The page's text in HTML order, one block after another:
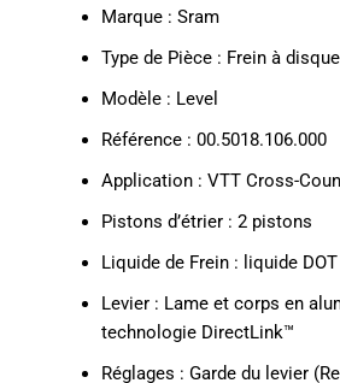
Marque : Sram
Type de Pièce : Frein à
Modèle : Level
Référence : 00.5018.106.000
Application : VTT Cross-
Pistons d’étrier : 2 pistons
Liquide de Frein : liquide DOT
Levier : Lame et corps en
technologie DirectLink™
Réglages : Garde du levier